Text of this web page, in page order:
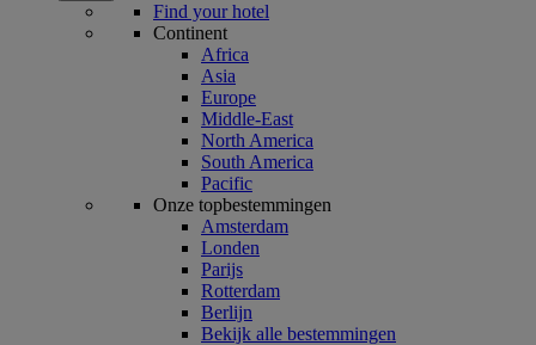
Find your hotel
Continent
Africa
Asia
Europe
Middle-East
North America
South America
Pacific
Onze topbestemmingen
Amsterdam
Londen
Parijs
Rotterdam
Berlijn
Bekijk alle bestemmingen